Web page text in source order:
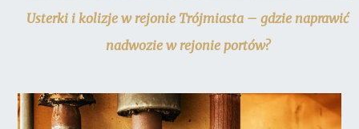
Usterki i kolizje w rejonie Trójmiasta – gdzie naprawić
nadwozie w rejonie portów?